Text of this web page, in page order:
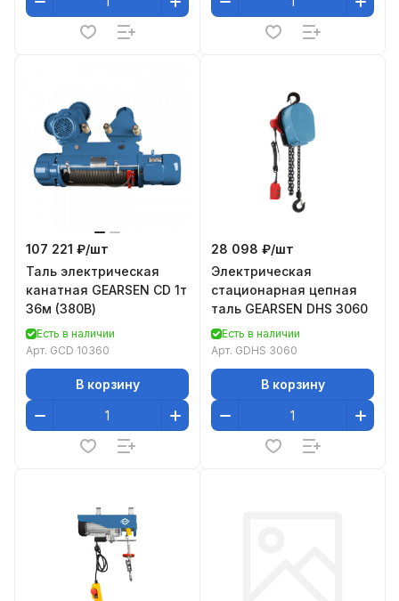
107 221 ₽/шт
Таль электрическая
канатная GEARSEN CD 1т
36м (380В)
Есть в наличии
Арт. GCD 10360
В корзину
28 098 ₽/шт
Электрическая
стационарная цепная
таль GEARSEN DHS 3060
Есть в наличии
Арт. GDHS 3060
В корзину